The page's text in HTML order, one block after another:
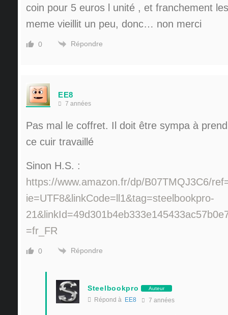
coin pour 5 euros l unité , et franchement
meme vieillit un peu, donc… non merci
0 Répondre
EE8
7 années
Pas mal le coffret. Il doit être sympa à
ce cuir travaillé
Sinon H.S. :
https://www.amazon.fr/dp/B07TMQJ3C6/
ie=UTF8&linkCode=ll1&tag=steelbookpro-
=fr_FR
0 Répondre
Steelbookpro Auteur
Répond à EE8 7 années